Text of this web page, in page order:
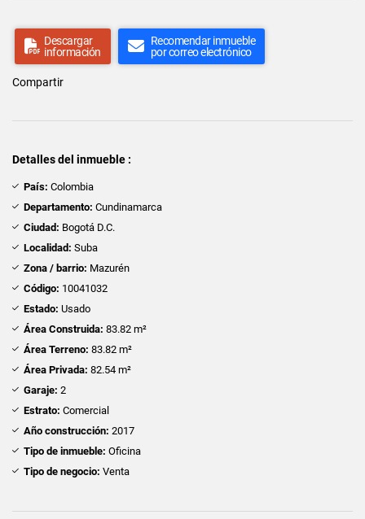
Descargar
información
Recomendar inmueble
por correo electrónico
Compartir
Detalles del inmueble :
País: Colombia
Departamento: Cundinamarca
Ciudad: Bogotá D.C.
Localidad: Suba
Zona / barrio: Mazurén
Código: 10041032
Estado: Usado
Área Construida: 83.82 m²
Área Terreno: 83.82 m²
Área Privada: 82.54 m²
Garaje: 2
Estrato: Comercial
Año construcción: 2017
Tipo de inmueble: Oficina
Tipo de negocio: Venta